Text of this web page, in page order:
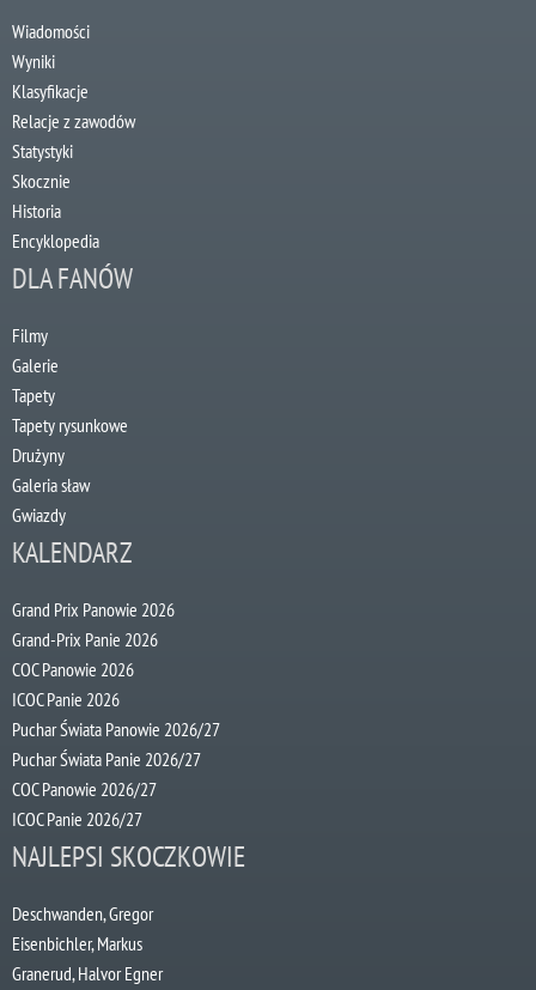
Wiadomości
Wyniki
Klasyfikacje
Relacje z zawodów
Statystyki
Skocznie
Historia
Encyklopedia
DLA FANÓW
Filmy
Galerie
Tapety
Tapety rysunkowe
Drużyny
Galeria sław
Gwiazdy
KALENDARZ
Grand Prix Panowie 2026
Grand-Prix Panie 2026
COC Panowie 2026
ICOC Panie 2026
Puchar Świata Panowie 2026/27
Puchar Świata Panie 2026/27
COC Panowie 2026/27
ICOC Panie 2026/27
NAJLEPSI SKOCZKOWIE
Deschwanden, Gregor
Eisenbichler, Markus
Granerud, Halvor Egner